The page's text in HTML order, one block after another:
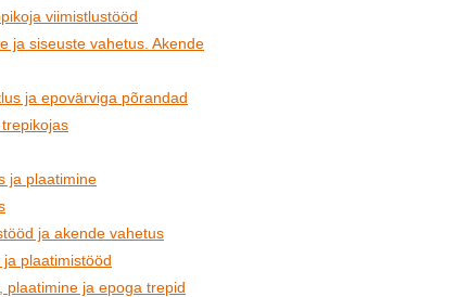
viimistlustööd
ja siseuste vahetus. Akende
ja epovärviga põrandad
ja plaatimine
ja akende vahetus
plaatimistööd
plaatimine ja epoga trepid